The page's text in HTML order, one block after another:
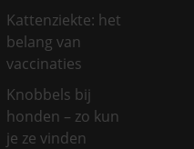
Kattenziekte: het
belang van
vaccinaties
Knobbels bij
honden – zo kun
je ze vinden